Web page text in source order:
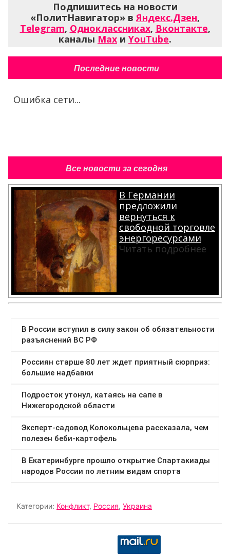
Подпишитесь на новости
«ПолитНавигатор» вЯндекс.Дзен,
Telegram, Одноклассниках, Вконтакте,
каналы Max и YouTube.
Последние новости
Ошибка сети...
Все новости за сегодня
В Германии
предложили
вернуться к
свободной торговле
энергоресурсами
Читать подробнее
Категории: Конфликт, Россия, Украина